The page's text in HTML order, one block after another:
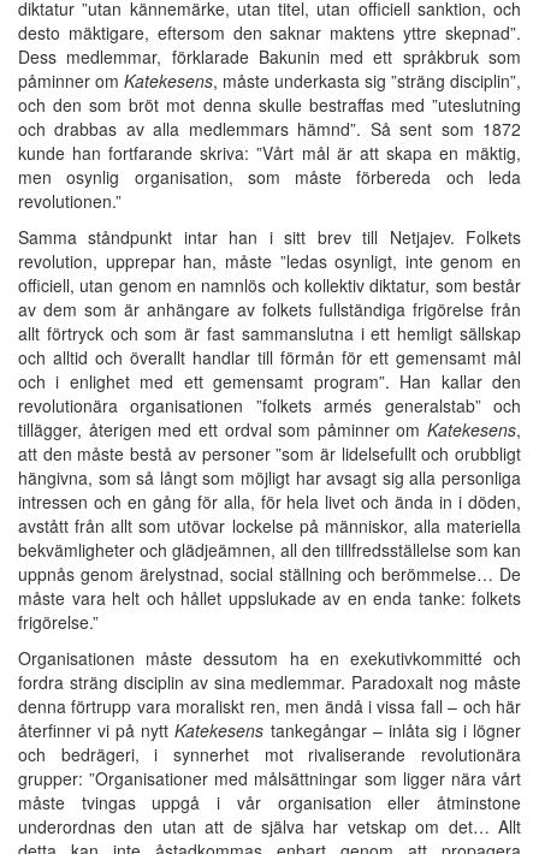
diktatur ”utan kännemärke, utan titel, utan officiell sanktion, och
desto mäktigare, eftersom den saknar maktens yttre skepnad”.
Dess medlemmar, förklarade Bakunin med ett språkbruk som
påminner om Katekesens, måste underkasta sig ”sträng disciplin”,
och den som bröt mot denna skulle bestraffas med ”uteslutning
och drabbas av alla medlemmars hämnd”. Så sent som 1872
kunde han fortfarande skriva: ”Vårt mål är att skapa en mäktig,
men osynlig organisation, som måste förbereda och leda
revolutionen.”
Samma ståndpunkt intar han i sitt brev till Netjajev. Folkets
revolution, upprepar han, måste ”ledas osynligt, inte genom en
officiell, utan genom en namnlös och kollektiv diktatur, som består
av dem som är anhängare av folkets fullständiga frigörelse från
allt förtryck och som är fast sammanslutna i ett hemligt sällskap
och alltid och överallt handlar till förmån för ett gemensamt mål
och i enlighet med ett gemensamt program”. Han kallar den
revolutionära organisationen ”folkets armés generalstab” och
tillägger, återigen med ett ordval som påminner om Katekesens,
att den måste bestå av personer ”som är lidelsefullt och orubbligt
hängivna, som så långt som möjligt har avsagt sig alla personliga
intressen och en gång för alla, för hela livet och ända in i döden,
avstått från allt som utövar lockelse på människor, alla materiella
bekvämligheter och glädjeämnen, all den tillfredsställelse som kan
uppnås genom ärelystnad, social ställning och berömmelse… De
måste vara helt och hållet uppslukade av en enda tanke: folkets
frigörelse.”
Organisationen måste dessutom ha en exekutivkommitté och
fordra sträng disciplin av sina medlemmar. Paradoxalt nog måste
denna förtrupp vara moraliskt ren, men ändå i vissa fall – och här
återfinner vi på nyttKatekesens tankegångar – inlåta sig i lögner
och bedrägeri, i synnerhet mot rivaliserande revolutionära
grupper: ”Organisationer med målsättningar som ligger nära vårt
måste tvingas uppgå i vår organisation eller åtminstone
underordnas den utan att de själva har vetskap om det… Allt